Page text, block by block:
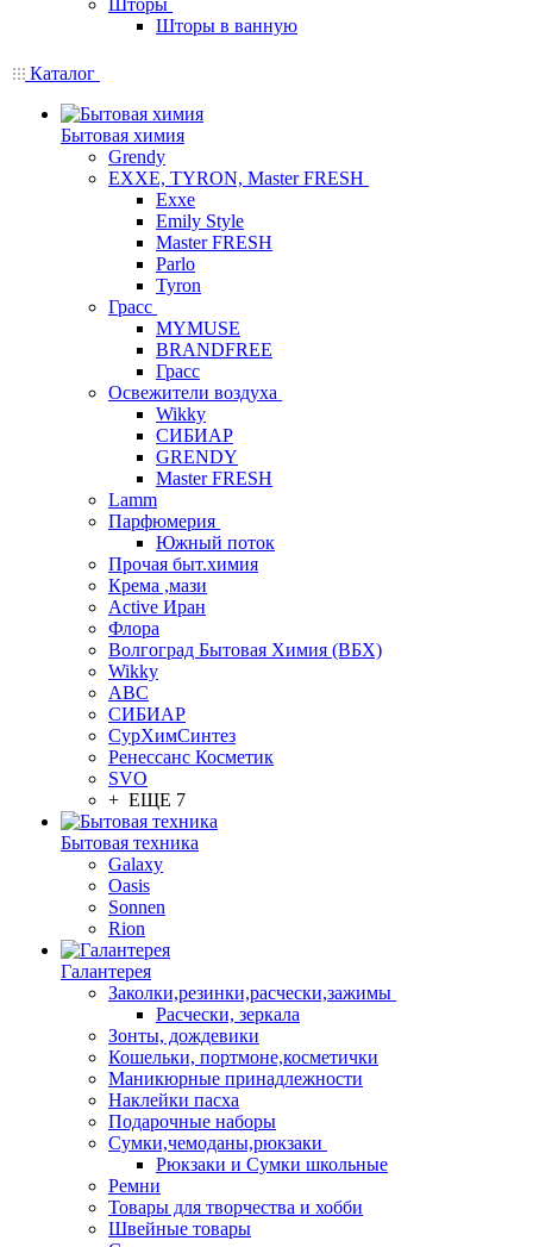
Шторы
Шторы в ванную
Каталог
Бытовая химия
Grendy
EXXE, TYRON, Master FRESH
Exxe
Emily Style
Master FRESH
Parlo
Tyron
Грасс
MYMUSE
BRANDFREE
Грасс
Освежители воздуха
Wikky
СИБИАР
GRENDY
Master FRESH
Lamm
Парфюмерия
Южный поток
Прочая быт.химия
Крема ,мази
Аctive Иран
Флора
Волгоград Бытовая Химия (ВБХ)
Wikky
АВС
СИБИАР
СурХимСинтез
Ренессанс Косметик
SVO
+ ЕЩЕ 7
Бытовая техника
Galaxy
Oasis
Sonnen
Rion
Галантерея
Заколки,резинки,расчески,зажимы
Расчески, зеркала
Зонты, дождевики
Кошельки, портмоне,косметички
Маникюрные принадлежности
Наклейки пасха
Подарочные наборы
Сумки,чемоданы,рюкзаки
Рюкзаки и Сумки школьные
Ремни
Товары для творчества и хобби
Швейные товары